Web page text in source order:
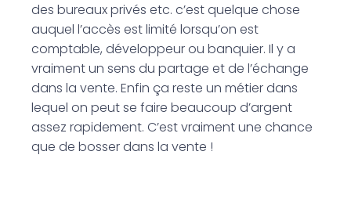
des bureaux privés etc. c’est quelque chose
auquel l’accès est limité lorsqu’on est
comptable, développeur ou banquier. Il y a
vraiment un sens du partage et de l’échange
dans la vente. Enfin ça reste un métier dans
lequel on peut se faire beaucoup d’argent
assez rapidement. C’est vraiment une chance
que de bosser dans la vente !